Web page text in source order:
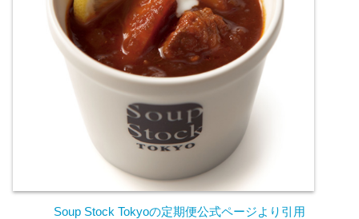
Soup Stock Tokyoの定期便公式ページより引用